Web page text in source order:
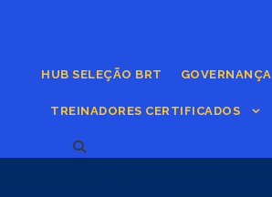
HUB SELEÇÃO BRT GOVERNANÇA
TREINADORES CERTIFICADOS